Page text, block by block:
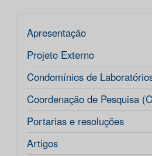
Apresentação
Projeto Externo
Condomínios de
Coordenação de Pesquisa
Portarias e resoluções
Artigos